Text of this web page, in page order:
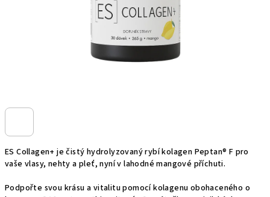
ES Collagen+ je čistý hydrolyzovaný rybí kolagen Peptan® F pro
vaše vlasy, nehty a pleť, nyní v lahodné mangové příchuti.
Podpořte svou krásu a vitalitu pomocí kolagenu obohaceného o